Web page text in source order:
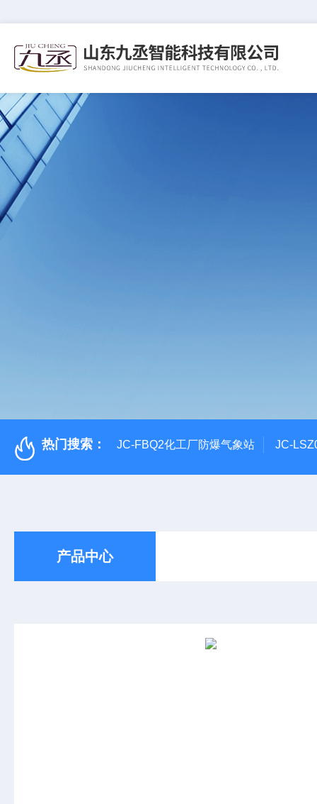
热门搜索： JC-FBQ2化工厂防爆气象站 JC-
产品中心